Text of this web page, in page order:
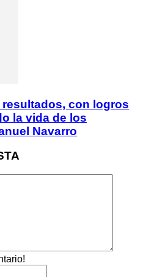
con logros
la vida de los
Navarro